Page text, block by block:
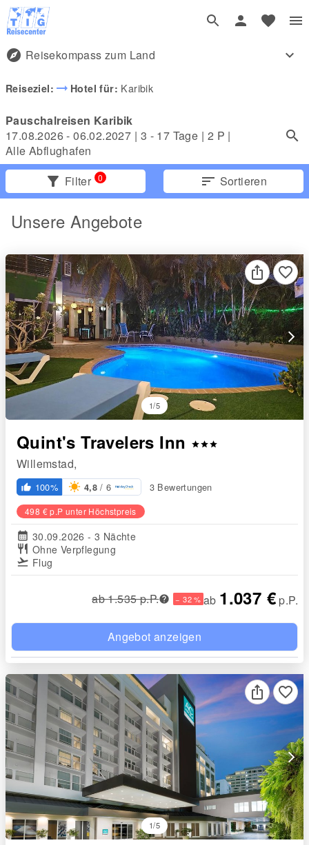
explore Reisekompass zum Land expand_more
Reiseziel: arrow_right_alt Hotel für: Karibik
Pauschalreisen Karibik
17.08.2026 - 06.02.2027 | 3 - 17 Tage | 2 P |
Alle Abflughafen
filter_alt Filter 0 sort Sortieren
Unsere Angebote
arrow_forward_ios
1/5
favorite_border
Quint's Travelers Inn starstarstar
Willemstad,
thumb_up_alt 100% 4,8 / 6 3 Bewertungen
498 € p.P unter Höchstpreis
calendar_month 30.09.2026 - 3 Nächte
restaurant Ohne Verpflegung
flight_takeoff Flug
ab 1.535 p.P. − 32 % ab 1.037 € p.P.
Angebot anzeigen
arrow_forward_ios
1/5
favorite_border